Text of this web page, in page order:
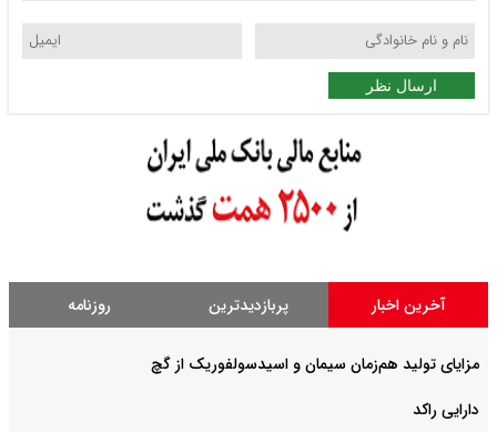
ارسال نظر
آخرین اخبار پربازدیدترین روزنامه
مزایای تولید هم‌زمان سیمان و اسیدسولفوریک از گچ
دارایی راکد